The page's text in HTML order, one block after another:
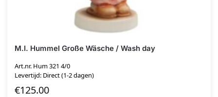
M.I. Hummel Große Wäsche / Wash day
Art.nr. Hum 321 4/0
Levertijd: Direct (1-2 dagen)
€125.00